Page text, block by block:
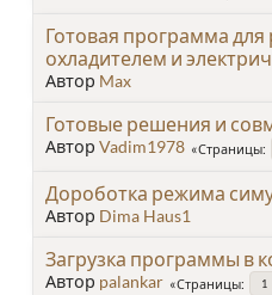
Готовая программа
охладителем и
Автор Max
Готовые решения и
Автор Vadim1978 Страницы
Дороботка режима
Автор Dima Haus1
Загрузка программы в
Автор palankar Страницы 1